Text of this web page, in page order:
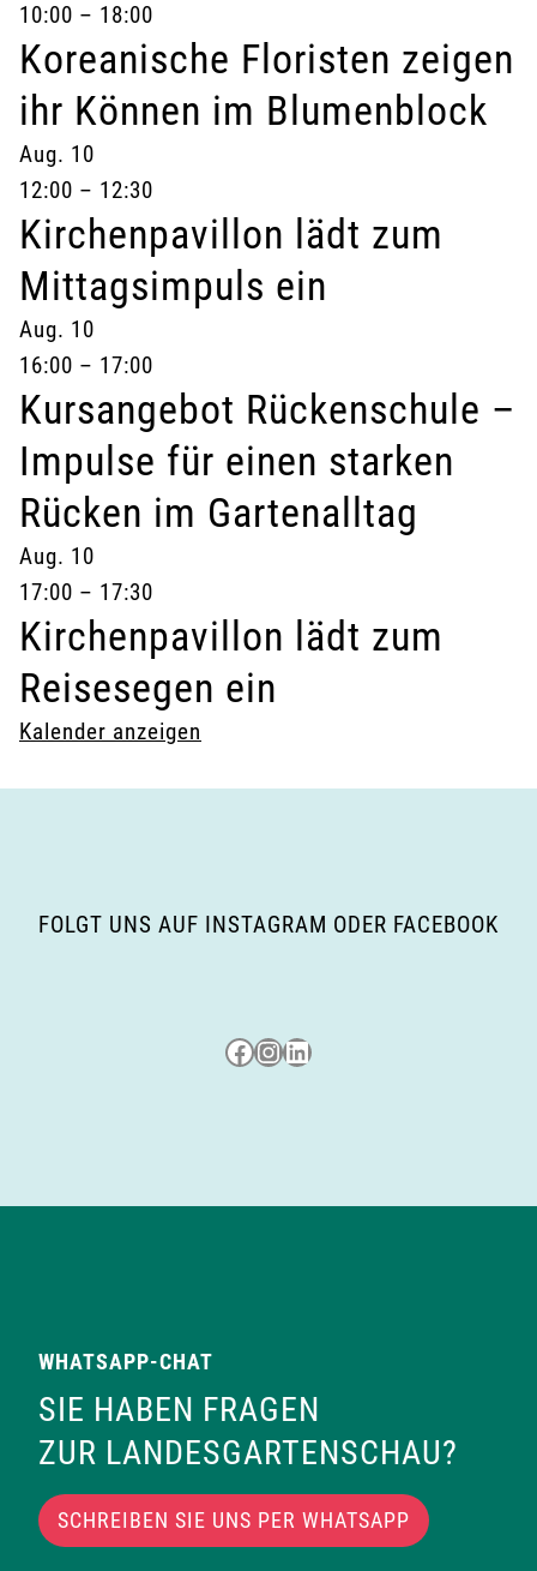
10:00 – 18:00
Koreanische Floristen zeigen
ihr Können im Blumenblock
Aug. 10
12:00 – 12:30
Kirchenpavillon lädt zum
Mittagsimpuls ein
Aug. 10
16:00 – 17:00
Kursangebot Rückenschule –
Impulse für einen starken
Rücken im Gartenalltag
Aug. 10
17:00 – 17:30
Kirchenpavillon lädt zum
Reisesegen ein
Kalender anzeigen
FOLGT UNS AUF INSTAGRAM ODER FACEBOOK
Besuche uns auf Facebook
Besuche uns auf Instagram
LinkedIn
WHATSAPP-CHAT
SIE HABEN FRAGEN
ZUR LANDESGARTENSCHAU?
SCHREIBEN SIE UNS PER WHATSAPP